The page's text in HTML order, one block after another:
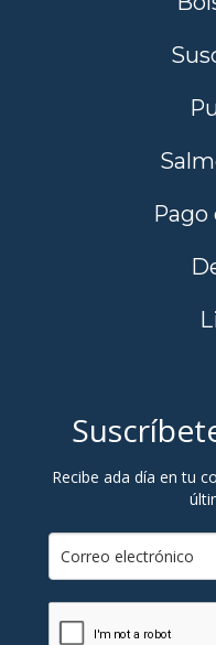
Pago
Recibe ada día en tu